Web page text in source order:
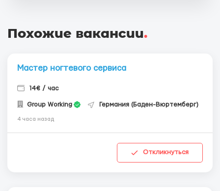
Похожие вакансии.
Мастер ногтевого сервиса
14€ / час
Group Working Германия (Баден-Вюртемберг)
4 часа назад
Откликнуться